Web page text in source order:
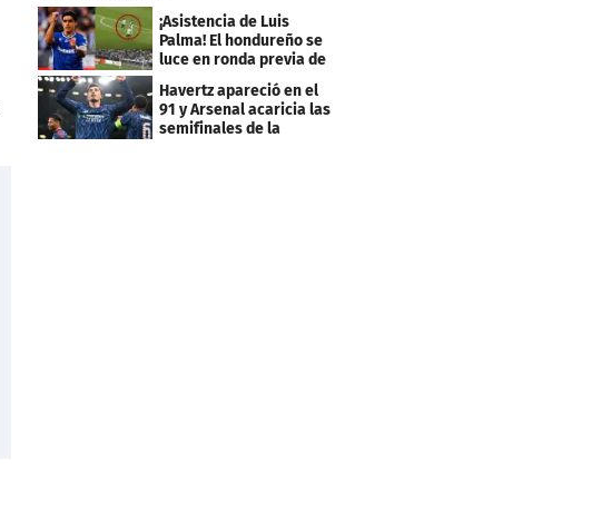
¡Asistencia de Luis
Palma! El hondureño se
luce en ronda previa de
Havertz apareció en el
91 y Arsenal acaricia las
semifinales de la